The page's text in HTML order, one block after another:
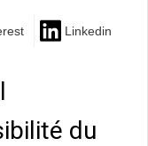
Linkedin
du